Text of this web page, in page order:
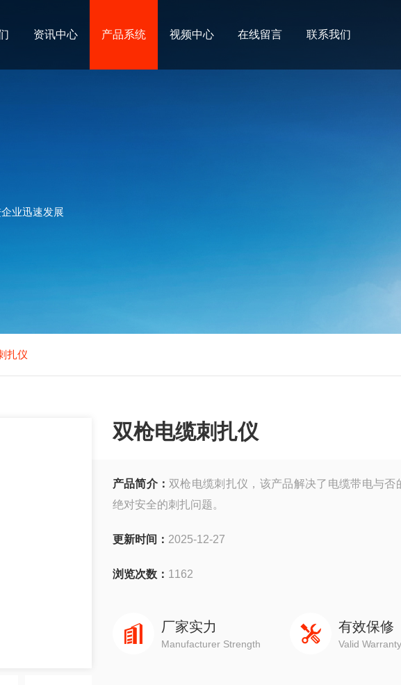
资讯中心 产品系统 视频中心 在线留言 联系我们
业迅速发展
扎仪
双枪电缆刺扎仪
产品简介： 双枪电缆刺扎仪，该产品解决了电缆带电与
绝对安全的刺扎问题。
更新时间： 2025-12-27
浏览次数： 1162
厂家实力
Manufacturer Strength
有效保修
Valid Warranty